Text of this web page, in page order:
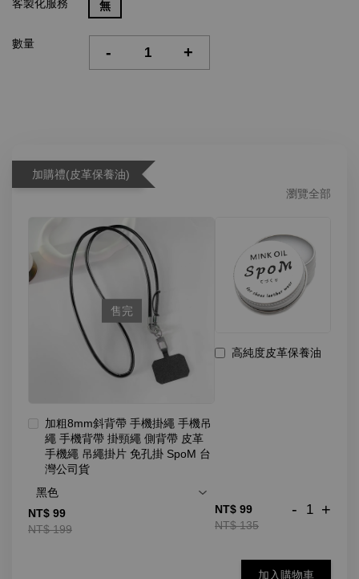
客製化服務 無
數量 - +
加購禮(皮革保養油)
瀏覽全部
售完
加粗8mm斜背帶 手機掛繩 手機吊
繩 手機背帶 掛頸繩 側背帶 皮革
手機繩 吊繩掛片 免孔掛 SpoM 台
灣公司貨
NT$ 99
NT$ 199
高純度皮革保養油
NT$ 99
NT$ 135
- +
加入購物車